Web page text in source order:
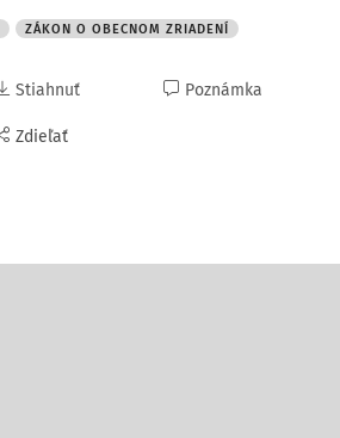
ZÁKON O OBECNOM ZRIADENÍ
Stiahnuť
Zdieľať
Poznámka